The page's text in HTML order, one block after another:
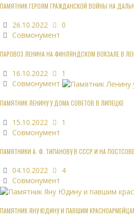
ПАМЯТНИК ГЕРОЯМ ГРАЖДАНСКОЙ ВОЙНЫ НА
26.10.2022
0
Совмонумент
ПАРОВОЗ ЛЕНИНА НА ФИНЛЯНДСКОМ ВОКЗАЛЕ В
16.10.2022
1
Совмонумент
ПАМЯТНИК ЛЕНИНУ У ДОМА СОВЕТОВ В ЛИПЕЦКЕ
15.10.2022
1
Совмонумент
ПАМЯТНИКИ А. Ф. ТИПАНОВУ В СССР И НА
04.10.2022
4
Совмонумент
ПАМЯТНИК ЯНУ ЮДИНУ И ПАВШИМ